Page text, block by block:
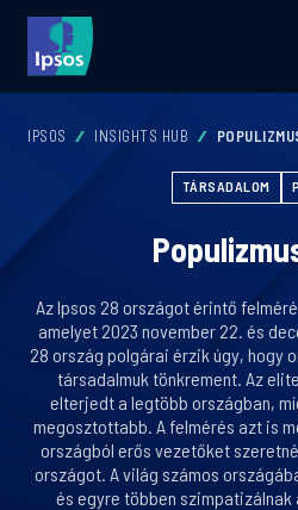
IPSOS INSIGHTS HUB
TÁRSADALOM
Az Ipsos 28 országot érintő
amelyet 2023 november 22. és
28 ország polgárai érzik úgy, hogy
társadalmuk tönkrement. Az
elterjedt a legtöbb országban,
megosztottabb. A felmérés azt is
országból erős vezetőket
országot. A világ számos
és egyre többen